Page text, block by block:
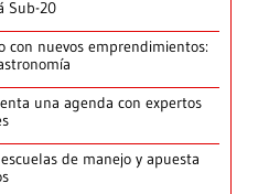
Sub-20
con nuevos emprendimientos:
una agenda con expertos
de manejo y apuesta